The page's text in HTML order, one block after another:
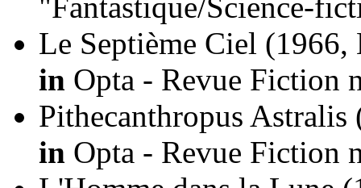
"Fantastique/Science-
Le Septième Ciel (1966,
in Opta - Revue Fiction
Pithecanthropus Astralis
in Opta - Revue Fiction